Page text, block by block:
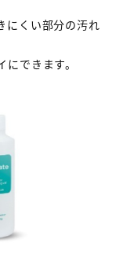
にくい部分の汚れ
できます。